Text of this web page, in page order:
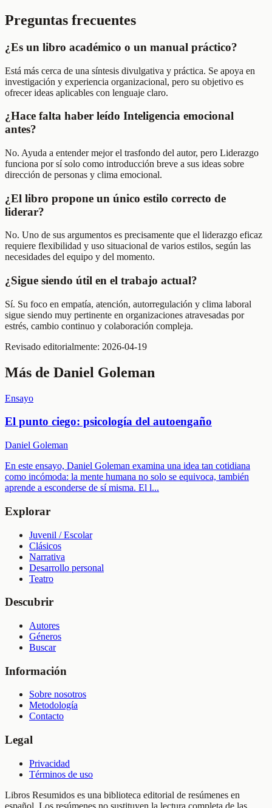
Preguntas frecuentes
¿Es un libro académico o un manual práctico?
Está más cerca de una síntesis divulgativa y práctica. Se apoya en
investigación y experiencia organizacional, pero su objetivo es
ofrecer ideas aplicables con lenguaje claro.
¿Hace falta haber leído Inteligencia emocional
antes?
No. Ayuda a entender mejor el trasfondo del autor, pero Liderazgo
funciona por sí solo como introducción breve a sus ideas sobre
dirección de personas y clima emocional.
¿El libro propone un único estilo correcto de
liderar?
No. Uno de sus argumentos es precisamente que el liderazgo eficaz
requiere flexibilidad y uso situacional de varios estilos, según las
necesidades del equipo y del momento.
¿Sigue siendo útil en el trabajo actual?
Sí. Su foco en empatía, atención, autorregulación y clima laboral
sigue siendo muy pertinente en organizaciones atravesadas por
estrés, cambio continuo y colaboración compleja.
Revisado editorialmente: 2026-04-19
Más de Daniel Goleman
Ensayo
El punto ciego: psicología del autoengaño
Daniel Goleman
En este ensayo, Daniel Goleman examina una idea tan cotidiana
como incómoda: la mente humana no solo se equivoca, también
aprende a esconderse de sí misma. El l...
Explorar
Juvenil / Escolar
Clásicos
Narrativa
Desarrollo personal
Teatro
Descubrir
Autores
Géneros
Buscar
Información
Sobre nosotros
Metodología
Contacto
Legal
Privacidad
Términos de uso
Libros Resumidos es una biblioteca editorial de resúmenes en
español. Los resúmenes no sustituyen la lectura completa de las